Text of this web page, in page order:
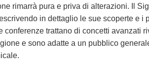
rimarrà pura e priva di alterazioni. Il
in dettaglio le sue scoperte e i
conferenze trattano di concetti avanzati
e sono adatte a un pubblico